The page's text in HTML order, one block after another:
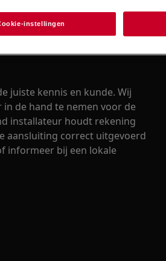
juiste kennis en kunde. Wij
de hand te nemen voor de
installateur houdt rekening
aansluiting correct uitgevoerd
informeer bij een lokale
instellingen